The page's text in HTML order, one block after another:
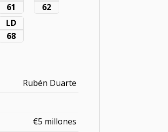
61
62
LD
68
Rubén Duarte
€5 millones